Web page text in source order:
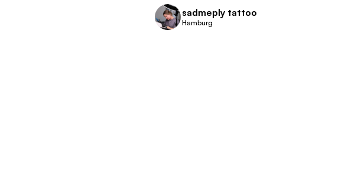
sadmeply tattoo
Hamburg